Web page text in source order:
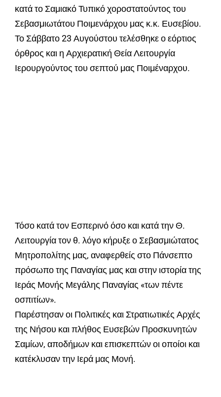
κατά το Σαμιακό Τυπικό χοροστατούντος του
Σεβασμιωτάτου Ποιμενάρχου μας κ.κ. Ευσεβίου.
Το Σάββατο 23 Αυγούστου τελέσθηκε ο εόρτιος
όρθρος και η Αρχιερατική Θεία Λειτουργία
Ιερουργούντος του σεπτού μας Ποιμέναρχου.
Τόσο κατά τον Εσπερινό όσο και κατά την Θ.
Λειτουργία τον θ. λόγο κήρυξε ο Σεβασμιώτατος
Μητροπολίτης μας, αναφερθείς στο Πάνσεπτο
πρόσωπο της Παναγίας μας και στην ιστορία της
Ιεράς Μονής Μεγάλης Παναγίας «των πέντε
οσπιτίων».
Παρέστησαν οι Πολιτικές και Στρατιωτικές Αρχές
της Νήσου και πλήθος Ευσεβών Προσκυνητών
Σαμίων, αποδήμων και επισκεπτών οι οποίοι και
κατέκλυσαν την Ιερά μας Μονή.